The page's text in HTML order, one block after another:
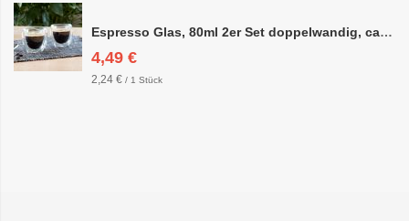
Espresso Glas, 80ml 2er Set doppelwandig, ca. 6,3 x 6,4cm
4,49 €
2,24 € / 1 Stück